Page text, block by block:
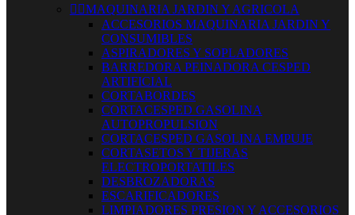
 MAQUINARIA JARDIN Y AGRICOLA
ACCESORIOS MAQUINARIA JARDIN Y
CONSUMIBLES
ASPIRADORES Y SOPLADORES
BARREDORA PEINADORA CESPED
ARTIFICIAL
CORTABORDES
CORTACESPED GASOLINA
AUTOPROPULSION
CORTACESPED GASOLINA EMPUJE
CORTASETOS Y TIJERAS
ELECTROPORTATILES
DESBROZADORAS
ESCARIFICADORES
LIMPIADORES PRESION Y ACCESORIOS